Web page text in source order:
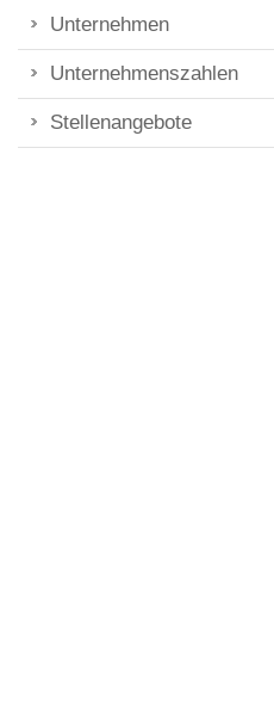
Unternehmen
Unternehmenszahlen
Stellenangebote